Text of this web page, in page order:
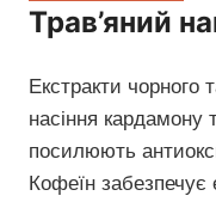
Трав’яний
Екстракти чорного
насіння кардамону
посилюють
Кофеїн забезпечує